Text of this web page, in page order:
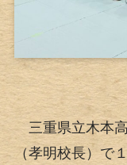
三重県立木本高
（孝明校長）で